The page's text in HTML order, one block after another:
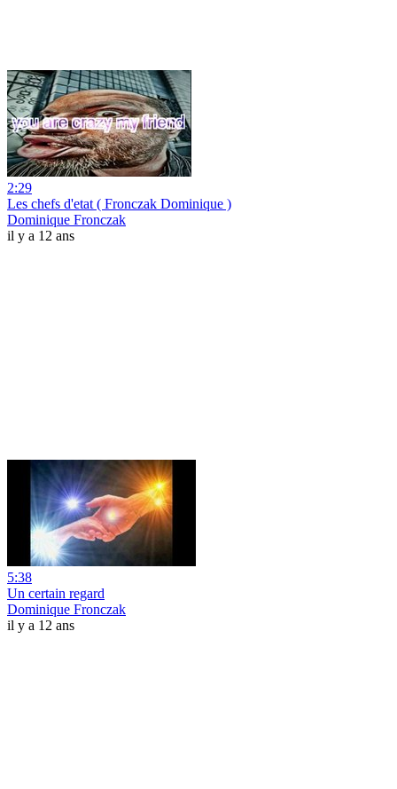
2:29
Les chefs d'etat ( Fronczak Dominique )
Dominique Fronczak
il y a 12 ans
5:38
Un certain regard
Dominique Fronczak
il y a 12 ans